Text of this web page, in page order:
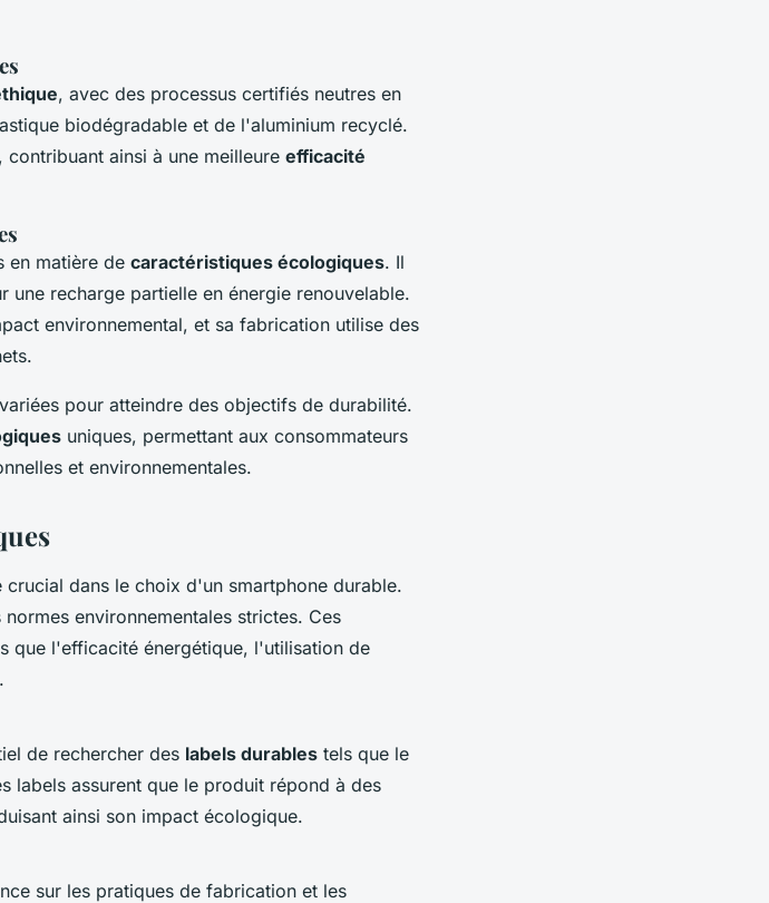
, avec des processus certifiés neutres en
biodégradable et de l'aluminium recyclé.
ainsi à une meilleure efficacité
en matière de caractéristiques écologiques. Il
une recharge partielle en énergie renouvelable.
environnemental, et sa fabrication utilise des
pour atteindre des objectifs de durabilité.
uniques, permettant aux consommateurs
et environnementales.
crucial dans le choix d'un smartphone durable.
environnementales strictes. Ces
que l'efficacité énergétique, l'utilisation de
de rechercher des labels durables tels que le
labels assurent que le produit répond à des
ainsi son impact écologique.
sur les pratiques de fabrication et les